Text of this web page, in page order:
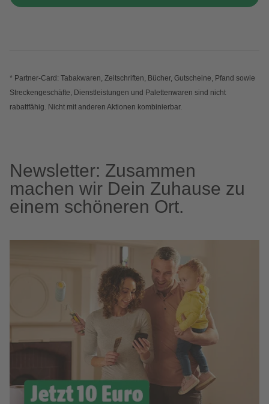
* Partner-Card: Tabakwaren, Zeitschriften, Bücher, Gutscheine, Pfand sowie
Streckengeschäfte, Dienstleistungen und Palettenwaren sind nicht
rabattfähig. Nicht mit anderen Aktionen kombinierbar.
Newsletter: Zusammen
machen wir Dein Zuhause zu
einem schöneren Ort.